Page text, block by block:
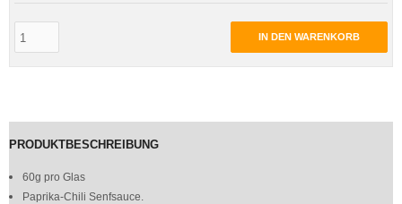
IN DEN WARENKORB
PRODUKTBESCHREIBUNG
60g pro Glas
Paprika-Chili Senfsauce.